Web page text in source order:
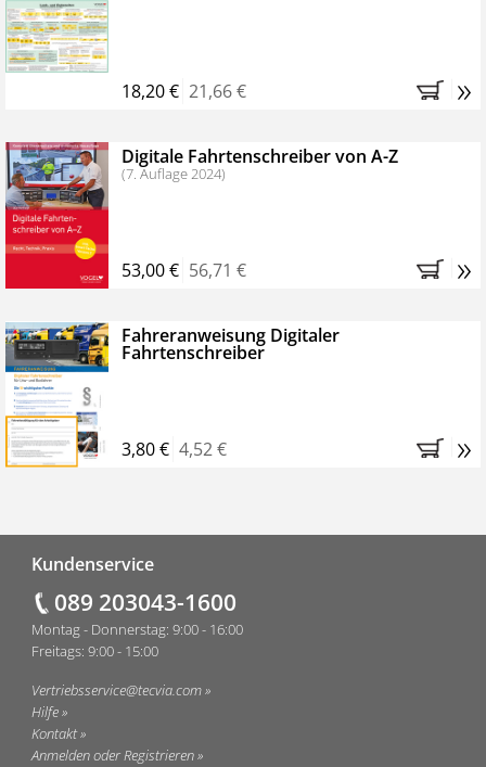
Bestellen Sie jetzt das VerkehrsRundschau Profipaket im
Kennenlern-Abo für zwei Monate (inkl. der derzeitig
Monaten brauchen Sie nichts weiter tun, das
Abonnement endet automatisch, es entstehen keine
weiteren Verpflichtungen.
18,20 € 21,66 € »
Digitale Fahrtenschreiber von A-Z
(7. Auflage 2024)
53,00 € 56,71 € »
Fahreranweisung Digitaler
Fahrtenschreiber
3,80 € 4,52 € »
Kundenservice
089 203043-1600
Montag - Donnerstag: 9:00 - 16:00
Freitags: 9:00 - 15:00
Vertriebsservice@tecvia.com
Hilfe
Kontakt
Anmelden oder Registrieren